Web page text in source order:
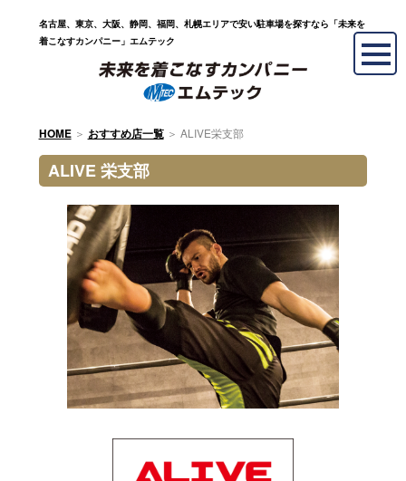
名古屋、東京、大阪、静岡、福岡、札幌エリアで安い駐車場を探すなら「未来を
着こなすカンパニー」エムテック
HOME ＞ おすすめ店一覧 ＞ ALIVE栄支部
ALIVE 栄支部